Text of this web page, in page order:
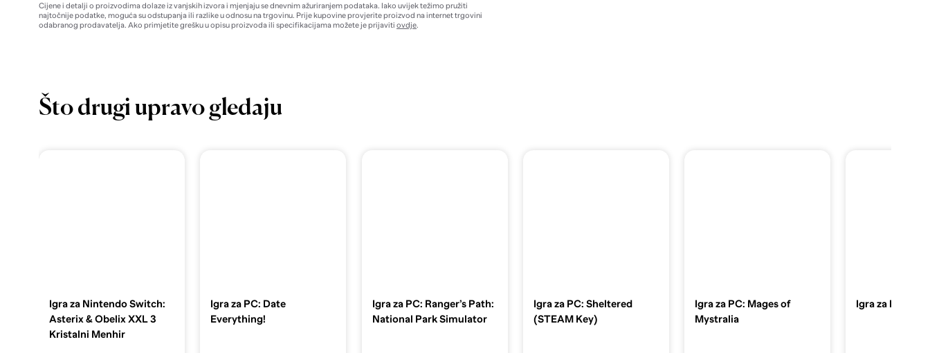
Cijene i detalji o proizvodima dolaze iz vanjskih izvora i mjenjaju se dnevnim ažuriranjem podataka. Iako uvijek težimo pružiti
najtočnije podatke, moguća su odstupanja ili razlike u odnosu na trgovinu. Prije kupovine provjerite proizvod na internet trgovini
odabranog prodavatelja. Ako primjetite grešku u opisu proizvoda ili specifikacijama možete je prijaviti ovdje.
Što drugi upravo gledaju
Igra za Nintendo Switch:
Asterix & Obelix XXL 3
Kristalni Menhir
Igra za PC: Date
Everything!
Igra za PC: Ranger’s Path:
National Park Simulator
Igra za PC: Sheltered
(STEAM Key)
Igra za PC: Mages of
Mystralia
Igra za PC: